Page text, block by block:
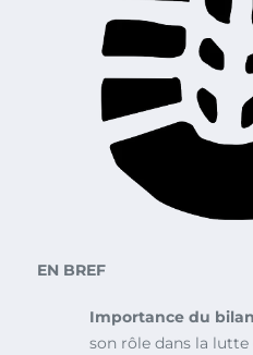
EN BREF
Importance du
son rôle dans la